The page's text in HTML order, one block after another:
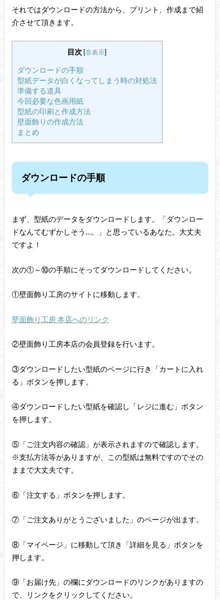
それではダウンロードの方法から、プリント、作成まで紹
介させて頂きます。
目次 [非表示]
ダウンロードの手順
型紙データが白くなってしまう時の対処法
準備する道具
今回必要な色画用紙
型紙の印刷と作成方法
壁面飾りの作成方法
まとめ
ダウンロードの手順
まず、型紙のデータをダウンロードします。「ダウンロー
ドなんてむずかしそう…。」と思っているあなた。大丈夫
ですよ！
次の①～⑩の手順にそってダウンロードしてください。
①壁面飾り工房のサイトに移動します。
壁面飾り工房 本店へのリンク
②壁面飾り工房本店の会員登録を行います。
③ダウンロードしたい型紙のページに行き「カートに入れ
る」ボタンを押します。
④ダウンロードしたい型紙を確認し「レジに進む」ボタン
を押します。
⑤「ご注文内容の確認」が表示されますので確認します。
※支払方法等がありますが、この型紙は無料ですのでその
ままで大丈夫です。
⑥「注文する」ボタンを押します。
⑦「ご注文ありがとうございました」のページが出ます。
⑧「マイページ」に移動して頂き「詳細を見る」ボタンを
押します。
⑨「お届け先」の欄にダウンロードのリンクがありますの
で、リンクをクリックしてください。